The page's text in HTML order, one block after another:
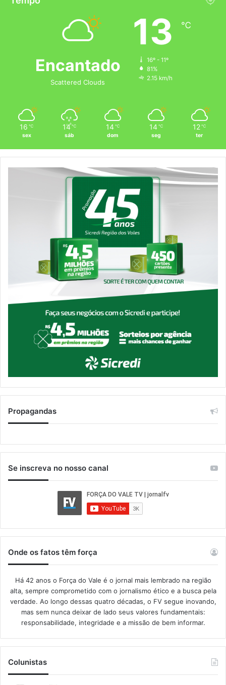
Encantado
Scattered Clouds
13 ℃
16º - 11º
81%
2.15 km/h
16 ℃
sex
14 ℃
sáb
14 ℃
dom
14 ℃
seg
12 ℃
ter
Propagandas
Se inscreva no nosso canal
Onde os fatos têm força
Há 42 anos o Força do Vale é o jornal mais lembrado na região
alta, sempre comprometido com o jornalismo ético e a busca pela
verdade. Ao longo dessas quatro décadas, o FV segue inovando,
mas sem nunca deixar de lado seus valores fundamentais:
responsabilidade, integridade e a missão de bem informar.​
Colunistas